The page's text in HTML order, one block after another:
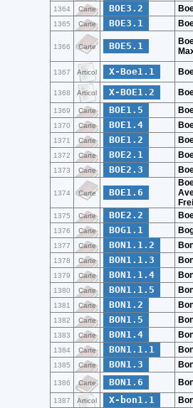
1364 Carte BOE3.2
1365 Carte BOE3.1
1366 Carte BOE5.1
1367 Articol X-Boe1.1
1368 Articol X-BOE1.2
1369 Carte BOE1.5
1370 Carte BOE1.4
1371 Carte BOE1.2
1372 Carte BOE2.1
1373 Carte BOE2.3
1374 Carte BOE1.6
1375 Carte BOE2.2
1376 Carte BOG1.1
1377 Carte BON1.1.2
1378 Carte BON1.1.3
1379 Carte BON1.1.4
1380 Carte BON1.1.5
1381 Carte BON1.2
1382 Carte BON1.5
1383 Carte BON1.4
1384 Carte BON1.1.1
1385 Carte BON1.3
1386 Carte BON1.6
1387 Articol X-bon1.1